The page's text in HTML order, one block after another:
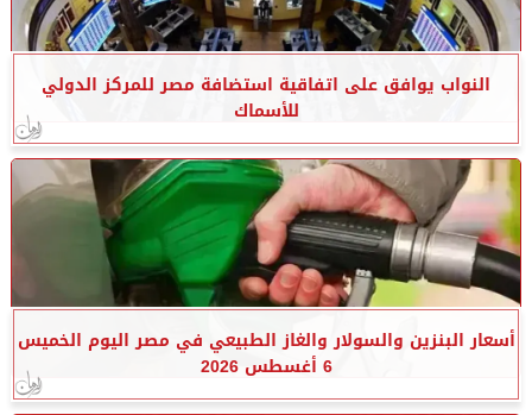
النواب يوافق على اتفاقية استضافة مصر للمركز الدولي
للأسماك
أسعار البنزين والسولار والغاز الطبيعي في مصر اليوم الخميس
6 أغسطس 2026